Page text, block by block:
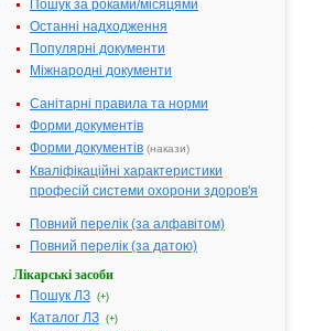
Пошук за роками/місяцями
Останні надходження
Популярні документи
Міжнародні документи
Санітарні правила та норми
Форми документів
Форми документів (накази)
Кваліфікаційні характеристики
професій системи охорони здоров'я
Повний перелік (за алфавітом)
Повний перелік (за датою)
Лікарські засоби
Пошук ЛЗ (+)
Каталог ЛЗ (+)